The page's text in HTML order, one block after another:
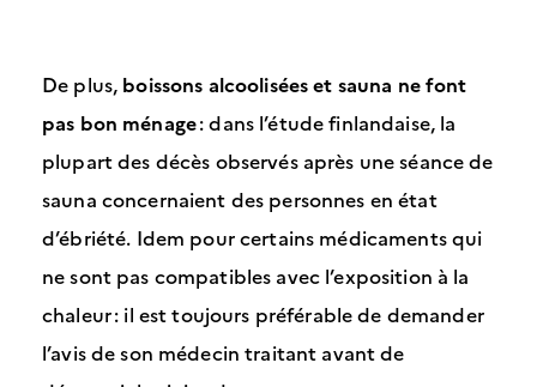
De plus, boissons alcoolisées et sauna ne font
pas bon ménage: dans l’étude finlandaise, la
plupart des décès observés après une séance de
sauna concernaient des personnes en état
d’ébriété. Idem pour certains médicaments qui
ne sont pas compatibles avec l’exposition à la
chaleur : il est toujours préférable de demander
l’avis de son médecin traitant avant de